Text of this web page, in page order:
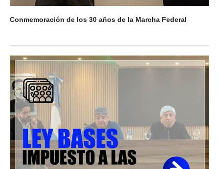
Planillas de sueldos
Planillas desde 1978
Acuerdos
Acuerdos / Homologaciones
Acuerdos por empresa
Sistemas
Conmemoración de los 30 años de la Marcha Federal